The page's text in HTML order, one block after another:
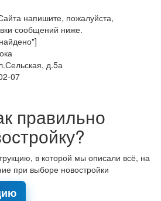
напишите, пожалуйста,
сообщений ниже.
д.5а
07
правильно
в которой мы описали всё, на
при выборе новостройки